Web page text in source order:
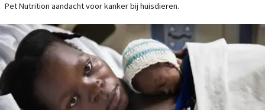
Pet Nutrition aandacht voor kanker bij huisdieren.